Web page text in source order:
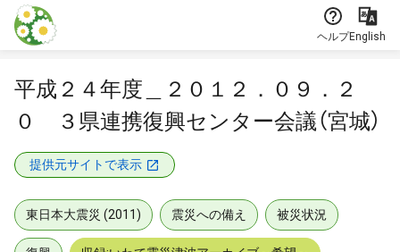
本文に飛ぶ
ヘルプEnglish
平成２４年度＿２０１２．０９．２
０ ３県連携復興センター会議（宮城）
提供元サイトで表示
東日本大震災 (2011) 震災への備え 被災状況